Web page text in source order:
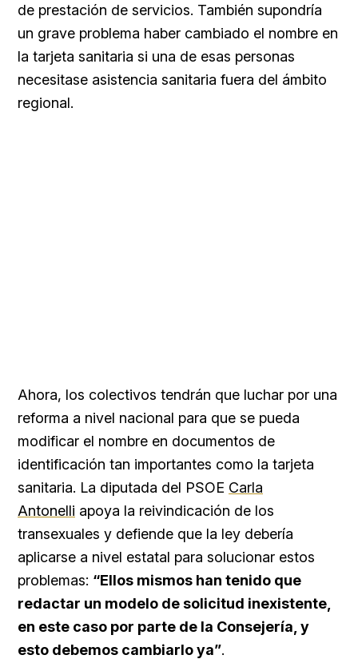
de prestación de servicios. También supondría
un grave problema haber cambiado el nombre en
la tarjeta sanitaria si una de esas personas
necesitase asistencia sanitaria fuera del ámbito
regional.
Ahora, los colectivos tendrán que luchar por una
reforma a nivel nacional para que se pueda
modificar el nombre en documentos de
identificación tan importantes como la tarjeta
sanitaria. La diputada del PSOE Carla
Antonelli apoya la reivindicación de los
transexuales y defiende que la ley debería
aplicarse a nivel estatal para solucionar estos
problemas: “Ellos mismos han tenido que
redactar un modelo de solicitud inexistente,
en este caso por parte de la Consejería, y
esto debemos cambiarlo ya”.